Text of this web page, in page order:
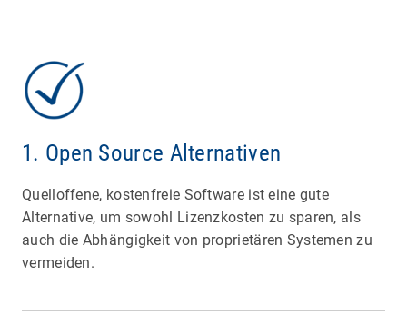
1. Open Source Alternativen
Quelloffene, kostenfreie Software ist eine gute
Alternative, um sowohl Lizenzkosten zu sparen, als
auch die Abhängigkeit von proprietären Systemen zu
vermeiden.